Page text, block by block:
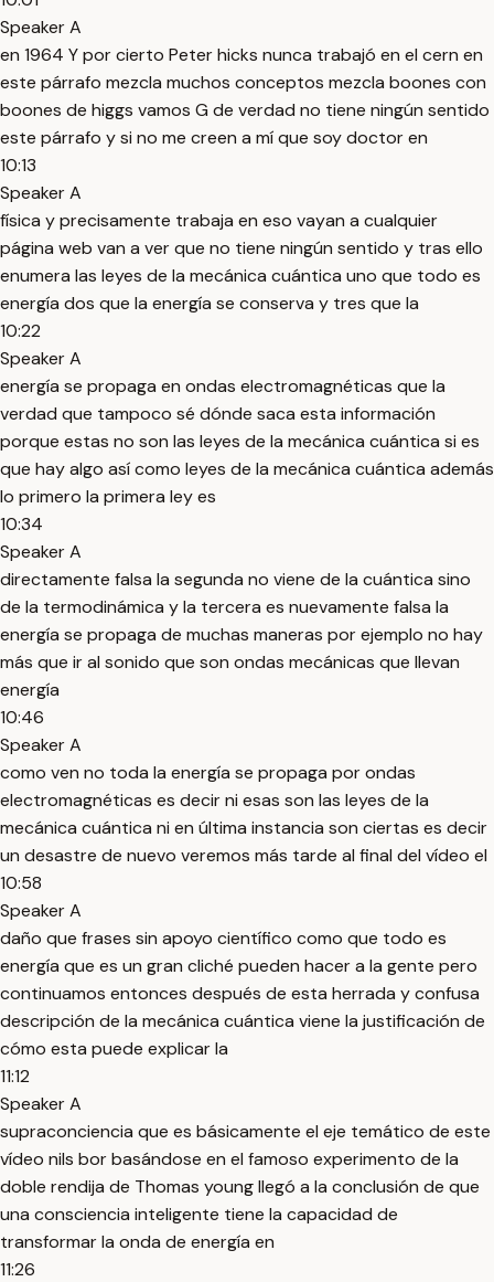
Speaker A
en 1964 Y por cierto Peter hicks nunca trabajó en el cern en
este párrafo mezcla muchos conceptos mezcla boones con
boones de higgs vamos G de verdad no tiene ningún sentido
este párrafo y si no me creen a mí que soy doctor en
10:13
Speaker A
física y precisamente trabaja en eso vayan a cualquier
página web van a ver que no tiene ningún sentido y tras ello
enumera las leyes de la mecánica cuántica uno que todo es
energía dos que la energía se conserva y tres que la
10:22
Speaker A
energía se propaga en ondas electromagnéticas que la
verdad que tampoco sé dónde saca esta información
porque estas no son las leyes de la mecánica cuántica si es
que hay algo así como leyes de la mecánica cuántica además
lo primero la primera ley es
10:34
Speaker A
directamente falsa la segunda no viene de la cuántica sino
de la termodinámica y la tercera es nuevamente falsa la
energía se propaga de muchas maneras por ejemplo no hay
más que ir al sonido que son ondas mecánicas que llevan
energía
10:46
Speaker A
como ven no toda la energía se propaga por ondas
electromagnéticas es decir ni esas son las leyes de la
mecánica cuántica ni en última instancia son ciertas es decir
un desastre de nuevo veremos más tarde al final del vídeo el
10:58
Speaker A
daño que frases sin apoyo científico como que todo es
energía que es un gran cliché pueden hacer a la gente pero
continuamos entonces después de esta herrada y confusa
descripción de la mecánica cuántica viene la justificación de
cómo esta puede explicar la
11:12
Speaker A
supraconciencia que es básicamente el eje temático de este
vídeo nils bor basándose en el famoso experimento de la
doble rendija de Thomas young llegó a la conclusión de que
una consciencia inteligente tiene la capacidad de
transformar la onda de energía en
11:26